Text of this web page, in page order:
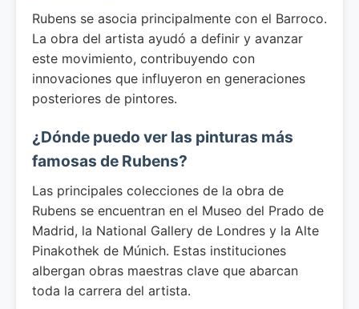
Rubens se asocia principalmente con el Barroco.
La obra del artista ayudó a definir y avanzar
este movimiento, contribuyendo con
innovaciones que influyeron en generaciones
posteriores de pintores.
¿Dónde puedo ver las pinturas más
famosas de Rubens?
Las principales colecciones de la obra de
Rubens se encuentran en el Museo del Prado de
Madrid, la National Gallery de Londres y la Alte
Pinakothek de Múnich. Estas instituciones
albergan obras maestras clave que abarcan
toda la carrera del artista.